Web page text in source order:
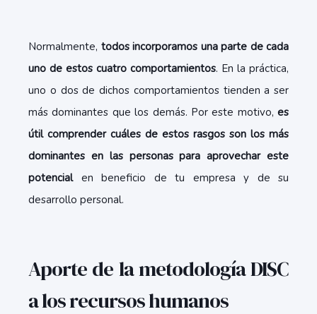
Normalmente, todos incorporamos una parte de cada
uno de estos cuatro comportamientos. En la práctica,
uno o dos de dichos comportamientos tienden a ser
más dominantes que los demás. Por este motivo, es
útil comprender cuáles de estos rasgos son los más
dominantes en las personas para aprovechar este
potencial en beneficio de tu empresa y de su
desarrollo personal.
Aporte de la metodología DISC
a los recursos humanos